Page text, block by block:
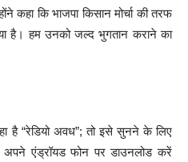
कहा कि भाजपा किसान मोर्चा की तरफ
है। हम उनको जल्द भुगतान कराने का
है “रेडियो अवध”; तो इसे सुनने के लिए
एंड्रॉयड फोन पर डाउनलोड करें